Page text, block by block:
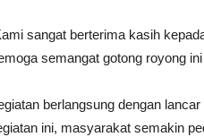
sangat berterima kasih
semangat gotong royong
berlangsung dengan
ini, masyarakat semakin